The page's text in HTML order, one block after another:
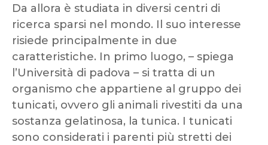
Da allora è studiata in diversi centri di
ricerca sparsi nel mondo. Il suo interesse
risiede principalmente in due
caratteristiche. In primo luogo, – spiega
l’Università di padova – si tratta di un
organismo che appartiene al gruppo dei
tunicati, ovvero gli animali rivestiti da una
sostanza gelatinosa, la tunica. I tunicati
sono considerati i parenti più stretti dei